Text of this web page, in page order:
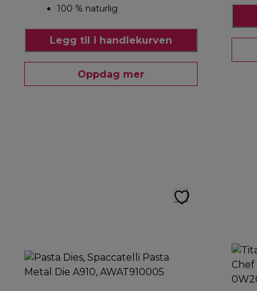
100 % naturlig
Legg til i handlekurven
Oppdag mer